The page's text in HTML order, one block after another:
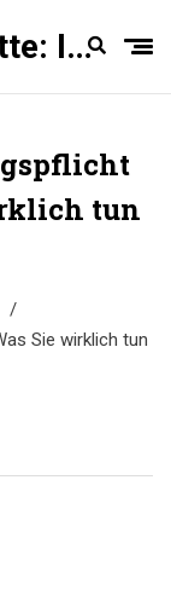
Pirnar Tischlerwerkstätte: Innentüren Experten
tun
Sie wirklich tun